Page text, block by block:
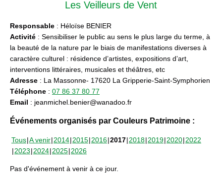
Les Veilleurs de Vent
Responsable : Héloïse BENIER
Activité : Sensibiliser le public au sens le plus large du terme, à
la beauté de la nature par le biais de manifestations diverses à
caractère culturel : résidence d’artistes, expositions d’art,
interventions littéraires, musicales et théâtres, etc
Adresse : La Massonne- 17620 La Gripperie-Saint-Symphorien
Téléphone : 07 86 37 80 77
Email : jeanmichel.benier@wanadoo.fr
Événements organisés par Couleurs Patrimoine :
Tous A venir 2014 2015 2016 2017 2018 2019 2020 2022
2023 2024 2025 2026
Pas d'événement à venir à ce jour.